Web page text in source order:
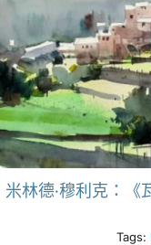
米林德·穆利克：《
Tags: